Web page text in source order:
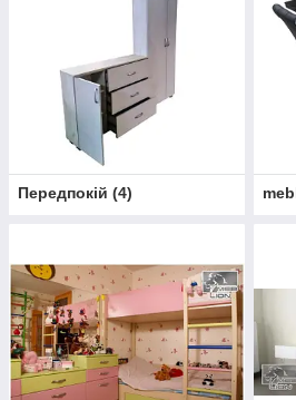
Передпокій (4)